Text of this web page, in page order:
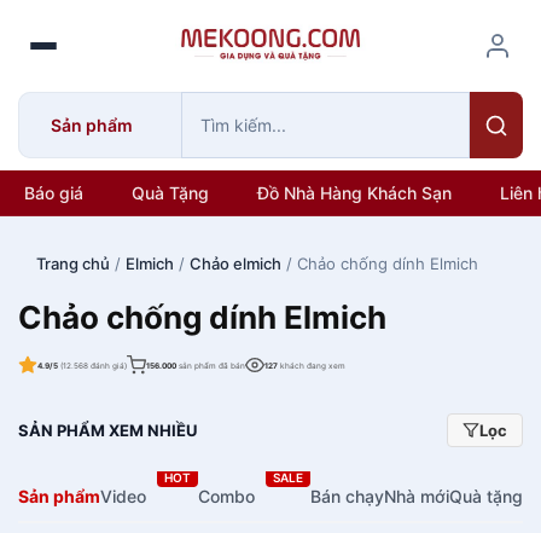
o
Sản phẩm
Báo giá Quà Tặng Đồ Nhà Hàng Khách Sạn Liên
Trang chủ / Elmich / Chảo elmich / Chảo chống dính Elmich
Chảo chống dính Elmich
4.9/5 (12.568 đánh giá) 156.000 sản phẩm đã bán 127 khách đang xem
SẢN PHẨM XEM NHIỀU Lọc
Sản phẩmVideo
HOT
Combo
SALE
Bán chạyNhà mớiQuà tặng